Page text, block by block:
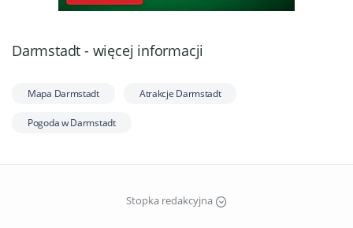
Darmstadt - więcej informacji
Mapa Darmstadt Atrakcje Darmstadt
Pogoda w Darmstadt
Stopka redakcyjna